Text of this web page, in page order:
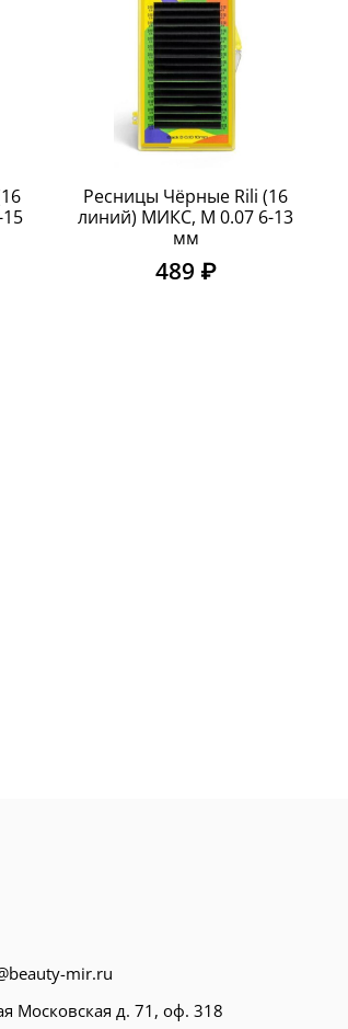
Ресницы Чёрные Rili (16
линий) МИКС, M 0.07 6-13
мм
489 ₽
mir.ru
Московская д. 71, оф. 318